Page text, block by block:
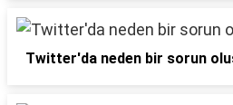
Twitter'da neden bir sorun